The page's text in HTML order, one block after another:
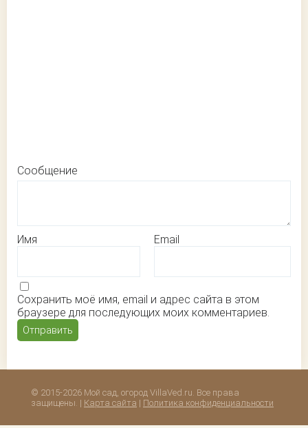
Сообщение
Имя Email
Сохранить моё имя, email и адрес сайта в этом
браузере для последующих моих комментариев.
© 2015-2026 Мой сад, огород VillaVed.ru. Все права
защищены. | Карта сайта | Политика конфиденциальности